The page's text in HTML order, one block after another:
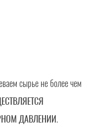
сырье не более чем
ДАВЛЕНИИ.